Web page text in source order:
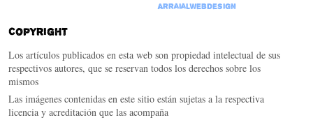
ArraialWebDesign
Copyright
Los artículos publicados en esta web son propiedad intelectual de sus
respectivos autores, que se reservan todos los derechos sobre los
mismos
Las imágenes contenidas en este sitio están sujetas a la respectiva
licencia y acreditación que las acompaña